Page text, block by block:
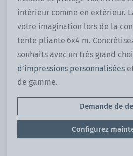
intérieur comme en extérieur.
votre imagination lors de la
tente pliante 6x4 m.
souhaits avec un très grand
d’impressions personnalisées et
de gamme.
Demande de
Configurez